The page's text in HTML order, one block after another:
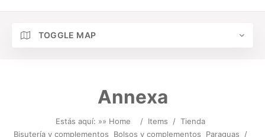
TOGGLE MAP
Annexa
Estás aquí: »» Home / Items / Tienda
Bisutería y complementos
Bolsos y complementos Paraguas
/